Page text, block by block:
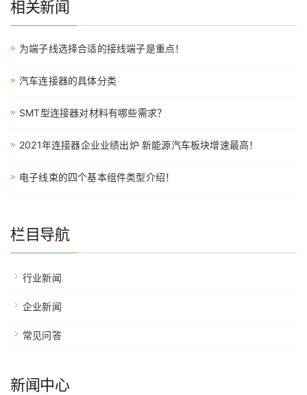
相关新闻
为端子线选择合适的接线端子是重点！
汽车连接器的具体分类
SMT型连接器对材料有哪些需求？
2021年连接器企业业绩出炉 新能源汽车板块增速最高！
电子线束的四个基本组件类型介绍！
栏目导航
行业新闻
企业新闻
常见问答
新闻中心